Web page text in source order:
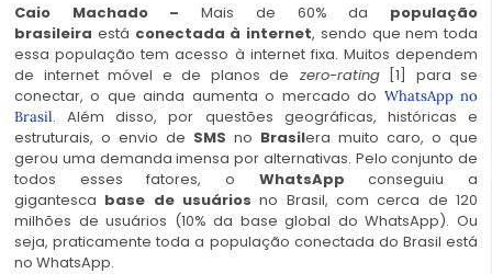
Caio Machado – Mais de 60% da população
brasileira está conectada à internet, sendo que nem toda
essa população tem acesso à internet fixa. Muitos dependem
de internet móvel e de planos de zero-rating[1] para se
conectar, o que ainda aumenta o mercado do WhatsApp no
Brasil. Além disso, por questões geográficas, históricas e
estruturais, o envio de SMS no Brasilera muito caro, o que
gerou uma demanda imensa por alternativas. Pelo conjunto de
todos esses fatores, o WhatsApp conseguiu a
gigantesca base de usuários no Brasil, com cerca de 120
milhões de usuários (10% da base global do WhatsApp). Ou
seja, praticamente toda a população conectada do Brasil está
no WhatsApp.